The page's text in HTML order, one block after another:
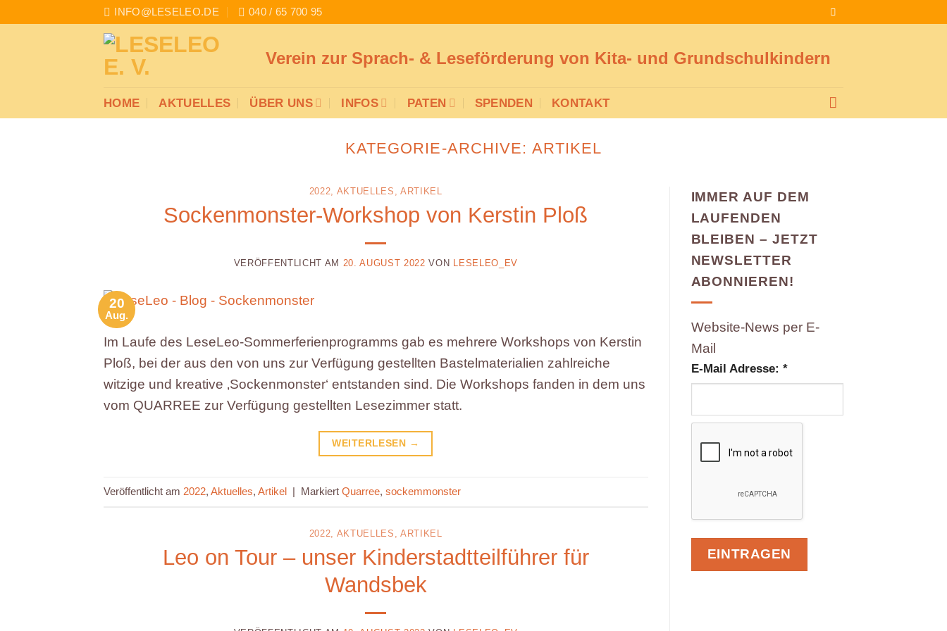
INFO@LESELEO.DE 040 / 65 700 95
Verein zur Sprach- & Leseförderung von Kita- und Grundschulkindern
HOME AKTUELLES ÜBER UNS INFOS PATEN SPENDEN KONTAKT
KATEGORIE-ARCHIVE: ARTIKEL
2022, AKTUELLES ,ARTIKEL
Sockenmonster-Workshop von Kerstin Ploß
VERÖFFENTLICHT AM 20. AUGUST 2022 VON LESELEO_EV
20
Aug.
Im Laufe des LeseLeo-Sommerferienprogramms gab es mehrere Workshops von Kerstin
Ploß, bei der aus den von uns zur Verfügung gestellten Bastelmaterialien zahlreiche
witzige und kreative ‚Sockenmonster‘ entstanden sind. Die Workshops fanden in dem uns
vom QUARREE zur Verfügung gestellten Lesezimmer statt.
WEITERLESEN →
Veröffentlicht am 2022, Aktuelles, Artikel | Markiert Quarree, sockemmonster
2022 AKTUELLES ,ARTIKEL
Leo on Tour – unser Kinderstadtteilführer für
Wandsbek
IMMER AUF DEM
LAUFENDEN
BLEIBEN – JETZT
NEWSLETTER
ABONNIEREN!
Website-News per E-
Mail
E-Mail Adresse: *